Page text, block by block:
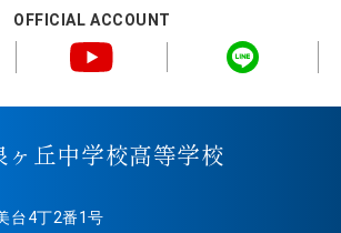
OFFICIAL ACCOUNT
丘中学校高等学校
台4丁2番1号